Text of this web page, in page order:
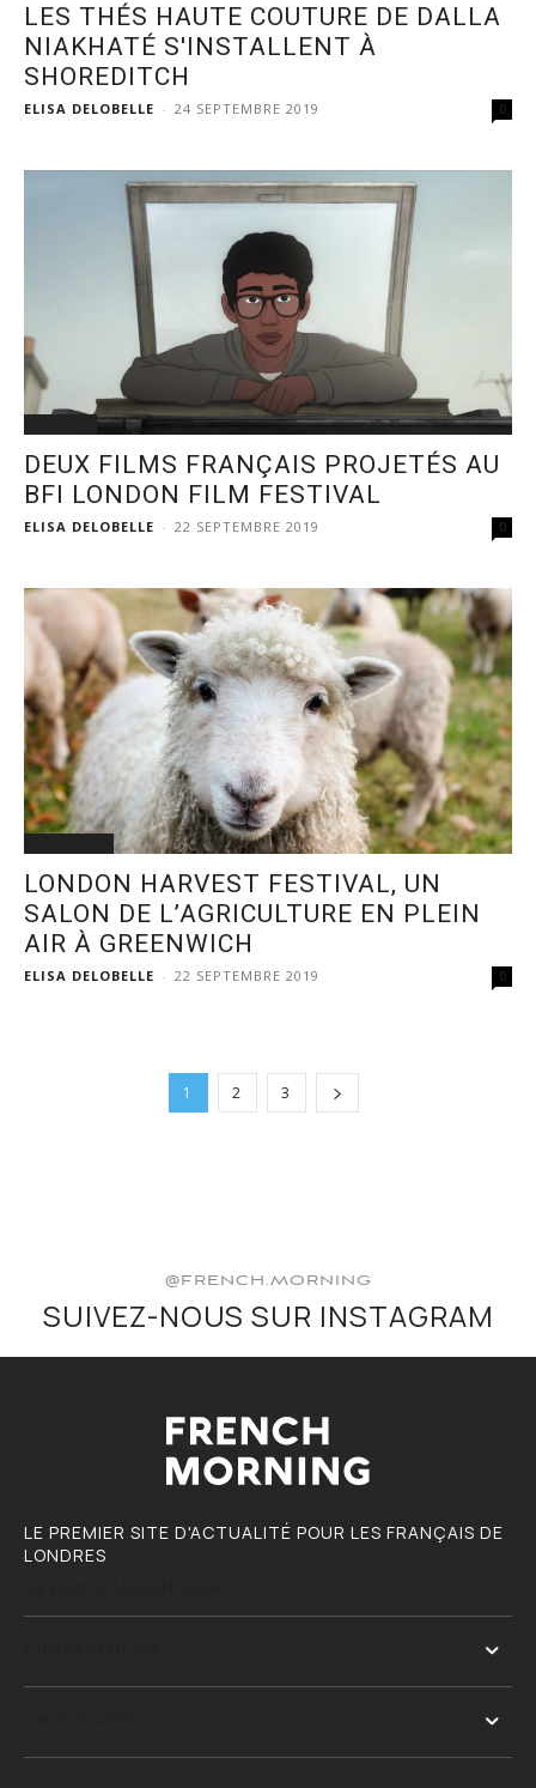
LES THÉS HAUTE COUTURE DE DALLA
NIAKHATÉ S'INSTALLENT À
SHOREDITCH
ELISA DELOBELLE - 24 SEPTEMBRE 2019 0
DEUX FILMS FRANÇAIS PROJETÉS AU
BFI LONDON FILM FESTIVAL
ELISA DELOBELLE - 22 SEPTEMBRE 2019 0
LONDON HARVEST FESTIVAL, UN
SALON DE L’AGRICULTURE EN PLEIN
AIR À GREENWICH
ELISA DELOBELLE - 22 SEPTEMBRE 2019 0
1 2 3
@FRENCH.MORNING
SUIVEZ-NOUS SUR INSTAGRAM
LE PREMIER SITE D'ACTUALITÉ POUR LES FRANÇAIS DE
LONDRES